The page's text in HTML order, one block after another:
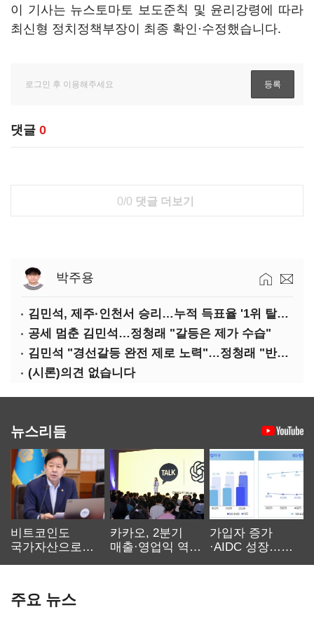
이 기사는 뉴스토마토 보도준칙 및 윤리강령에 따라
최신형 정치정책부장이 최종 확인·수정했습니다.
댓글 0
0/0 댓글 더보기
박주용
김민석, 제주·인천서 승리…누적 득표율 '1위 탈환'(종합)
공세 멈춘 김민석…정청래 "갈등은 제가 수습"
김민석 "경선갈등 완전 제로 노력"…정청래 "반명 공세 사과부터"
(시론)의견 없습니다
뉴스리듬
비트코인도
국가자산으로…'
카카오, 2분기
매출·영업익 역대
가입자 증가
·AIDC 성장…
주요 뉴스